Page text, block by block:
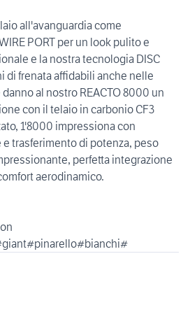
all'avanguardia come
PORT per un look pulito e
e la nostra tecnologia DISC
di frenata affidabili anche nelle
al nostro REACTO 8000 un
con il telaio in carbonio CF3
1'8000 impressiona con
trasferimento di potenza, peso
perfetta integrazione
aerodinamico.